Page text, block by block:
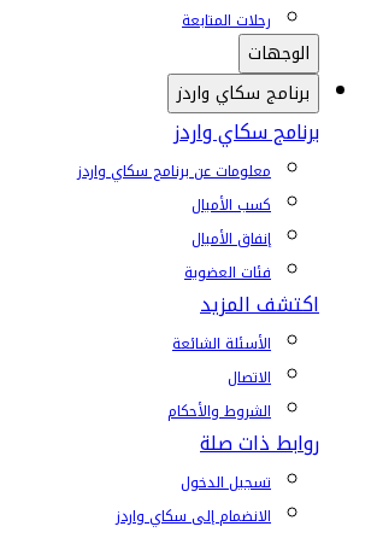
رحلات المتابعة
الوجهات
برنامج سكاي واردز
برنامج سكاي واردز
معلومات عن برنامج سكاي واردز
كسب الأميال
إنفاق الأميال
فئات العضوية
اكتشف المزيد
الأسئلة الشائعة
الاتصال
الشروط والأحكام
روابط ذات صلة
تسجيل الدخول
الانضمام إلى سكاي واردز